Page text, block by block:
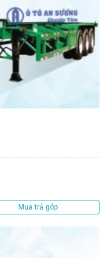
Mua trả góp